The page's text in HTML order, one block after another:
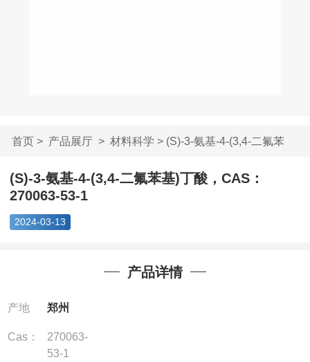
首页> 产品展厅> 材料科学 > (S)-3-氨基-4-(3,4-二氟苯
基)...
(S)-3-氨基-4-(3,4-二氟苯基)丁酸，CAS：
270063-53-1
2024-03-13
产品详情
产地 郑州
Cas：
270063-
53-1